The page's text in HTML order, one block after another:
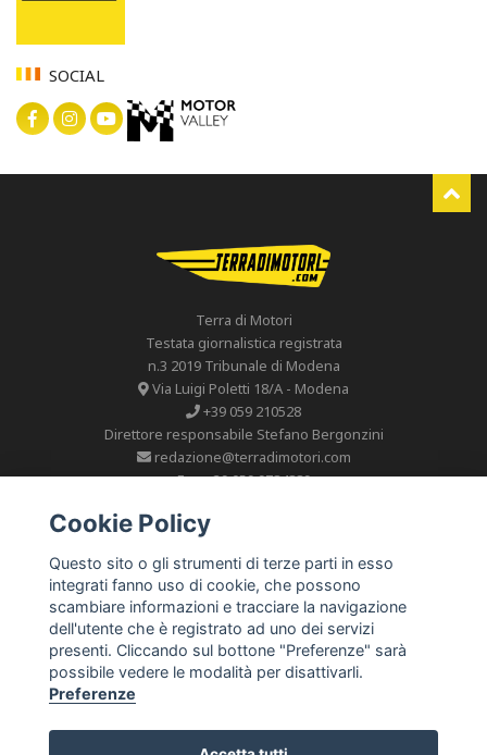
SOCIAL
Terra di Motori
Testata giornalistica registrata
n.3 2019 Tribunale di Modena
Via Luigi Poletti 18/A - Modena
+39 059 210528
Direttore responsabile Stefano Bergonzini
redazione@terradimotori.com
Fax. +39 059 9784889
News
lang.links.photogallery
Team
Cookie Policy
Cookie Policy
Questo sito o gli strumenti di terze parti in esso
integrati fanno uso di cookie, che possono
scambiare informazioni e tracciare la navigazione
dell'utente che è registrato ad uno dei servizi
presenti. Cliccando sul bottone "Preferenze" sarà
possibile vedere le modalità per disattivarli.
Preferenze